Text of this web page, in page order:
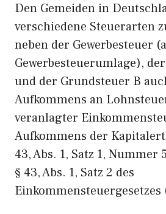
Den Gemeiden in
verschiedene Steuerarten
neben der Gewerbesteuer
Gewerbesteuerumlage),
und der Grundsteuer B
Aufkommens an
veranlagter
Aufkommens der
43, Abs. 1, Satz 1, Nummer
§ 43, Abs. 1, Satz 2 des
Einkommensteuergesetzes